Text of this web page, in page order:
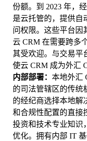
份额。到 2023 年，
是云托管的，提供自
问权限。这些平台因
云 CRM 在需要跨多
其受欢迎。与交易平
使云 CRM 成为外汇
内部部署： 本地外汇
的司法管辖区的传统
的经纪商选择本地解
和合规性配置的直接
投资和技术专业知识
优化。拥有内部 IT